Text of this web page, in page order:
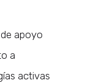
apoyo
a
activas